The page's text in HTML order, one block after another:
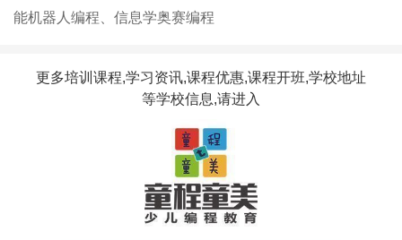
能机器人编程、信息学奥赛编程
更多培训课程,学习资讯,课程优惠,课程开班,学校地址
等学校信息,请进入